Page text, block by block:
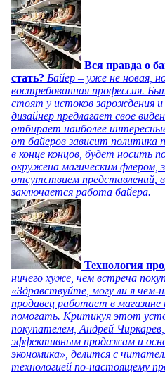
Вся правда о
стать? Байер – уже не новая,
востребованная профессия.
стоят у истоков зарождения
дизайнер предлагает свое
отбирает наиболее
от байеров зависит политика
в конце концов, будет носить
окружена магическим флером,
отсутствием представлений,
заключается работа байера.
Технология
ничего хуже, чем встреча
«Здравствуйте, могу ли я чем-
продавец работает в
помогать. Критикуя этот
покупателем, Андрей
эффективным продажам и
экономика», делится с
технологией по-настоящему